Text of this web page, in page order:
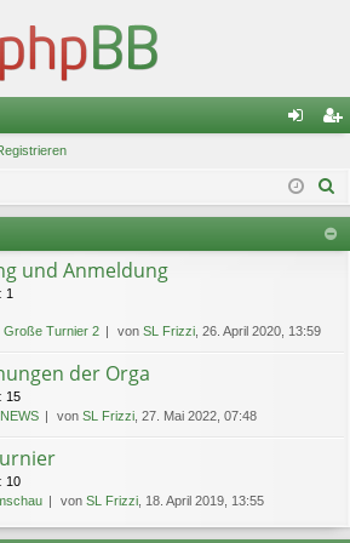
m ist
rie
und Anmeldung
: 1
Große Turnier 2 von SL Frizzi , 26. April 2020, 13:59
der Orga
: 15
von SL Frizzi , 27. Mai 2022, 07:48
: 10
von SL Frizzi , 18. April 2019, 13:55